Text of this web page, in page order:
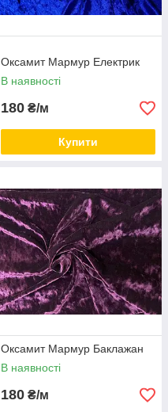
Оксамит Мармур Електрик
В наявності
180 ₴/м
Купити
Оксамит Мармур Баклажан
В наявності
180 ₴/м